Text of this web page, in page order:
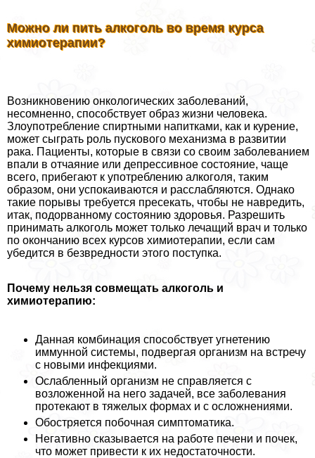
Можно ли пить алкоголь во время курса
химиотерапии?
Возникновению oнкoлoгических заболеваний,
несомненно, способствует образ жизни человека.
Злоупотрeбление спиртными напитками, как и курение,
может сыграть роль пускового механизма в развитии
paка. Пациенты, которые в связи со своим заболеванием
впали в отчаяние или депрессивное состояние, чаще
всего, прибегают к употрeблению алкоголя, таким
образом, они успокаиваются и расслабляются. Однако
такие порывы требуется пресекать, чтобы не навредить,
итак, подорванному состоянию здоровья. Разрешить
принимать алкоголь может только лечащий врач и только
по окончанию всех курсов химиотерапии, если сам
убедится в безвредности этого поступка.
Почему нельзя совмещать алкоголь и
химиотерапию:
Данная комбинация способствует угнетению
иммунной системы, подвергая организм на встречу
с новыми инфекциями.
Ослабленный организм не справляется с
возложенной на него задачей, все заболевания
протекают в тяжелых формах и с осложнениями.
Обостряется побочная симптоматика.
Негативно сказывается на работе печени и почек,
что может привести к их недостаточности.